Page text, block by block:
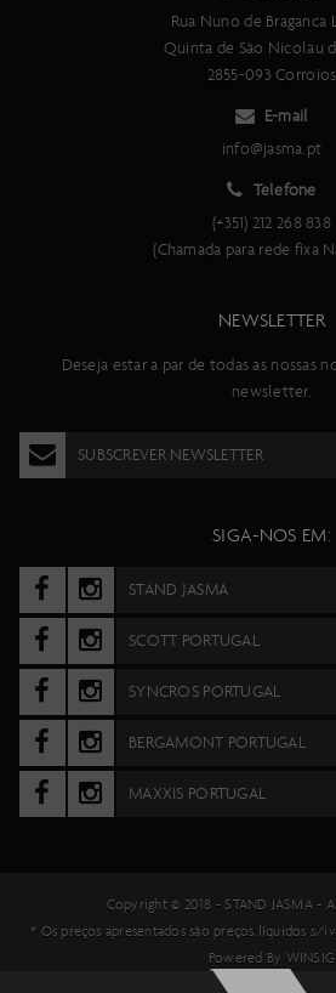
Rua Nuno de Braganca
Quinta de São Nicolau
2855-093 Corroios
E-mail
info@jasma.pt
Telefone
(+351) 212 268 838
(Chamada para rede fixa
NEWSLETTER
Deseja estar a par de todas as nossas
newsletter.
SUBSCREVER NEWSLETTER
SIGA-NOS EM:
STAND JASMA
SCOTT PORTUGAL
SYNCROS PORTUGAL
BERGAMONT PORTUGAL
MAXXIS PORTUGAL
Copyright © 2018 -STAND JASMA-
* Os preços apresentados são preços líquidos s/
Powered By WINSIG